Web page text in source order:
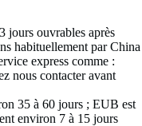
jours ouvrables après
habituellement par China
express comme :
nous contacter avant
35 à 60 jours ; EUB est
environ 7 à 15 jours